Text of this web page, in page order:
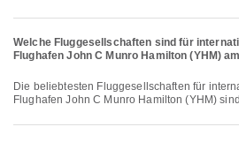
Welche Fluggesellschaften sind für
Flughafen John C Munro Hamilton (YHM)
Die beliebtesten Fluggesellschaften für internationale Flüge nach
Flughafen John C Munro Hamilton (YHM)